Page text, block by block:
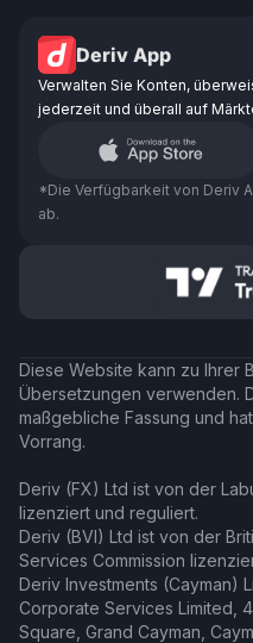
Deriv App
Verwalten Sie Konten,
jederzeit und überall auf
*Die Verfügbarkeit von Deriv
ab.
Diese Website kann zu Ihrer
Übersetzungen verwenden.
maßgebliche Fassung und
Vorrang.
Deriv (FX) Ltd ist von der
lizenziert und reguliert.
Deriv (BVI) Ltd ist von der
Services Commission
Deriv Investments (Cayman)
Corporate Services Limited,
Square, Grand Cayman,